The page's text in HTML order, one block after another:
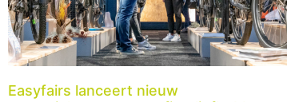
Easyfairs lanceert nieuw